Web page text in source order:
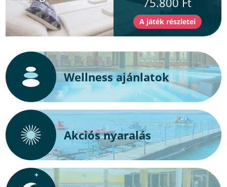
Wellness ajánlatok
Akciós nyaralás